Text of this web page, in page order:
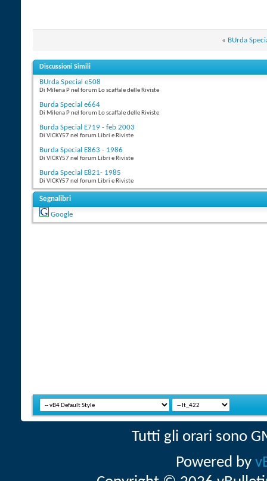
« BUrda
Discussioni Simili
BUrda Special e508
Di Milena P nel forum Lo scaffale delle Riviste
Burda Special e664
Di Milena P nel forum Lo scaffale delle Riviste
Burda Special E719 - feb 2003
Di VICKY57 nel forum Libri e Riviste
Burda Special E863 - 1986
Di VICKY57 nel forum Libri e Riviste
Burda Special E821- 1985
Di VICKY57 nel forum Libri e Riviste
Segnalibri
Google
Tutti gli orari sono
Powered by